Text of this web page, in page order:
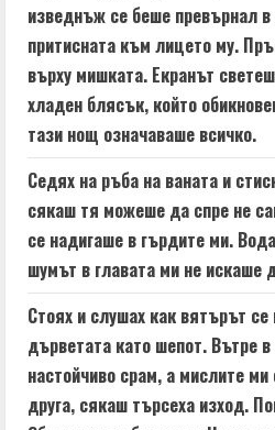
изведнъж се беше превърнал
притисната към лицето му.
върху мишката. Екранът
хладен блясък, който
тази нощ означаваше всичко.
Седях на ръба на ваната и
сякаш тя можеше да спре не
се надигаше в гърдите ми.
шумът в главата ми не искаше
Стоях и слушах как вятърът
дърветата като шепот. Вътре
настойчиво срам, а мислите
друга, сякаш търсеха изход.